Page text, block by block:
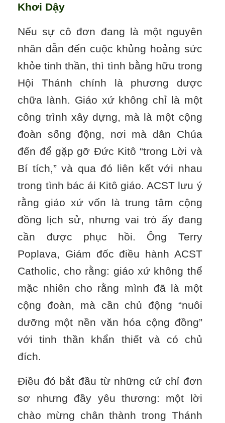
Khơi Dậy
Nếu sự cô đơn đang là một nguyên
nhân dẫn đến cuộc khủng hoảng sức
khỏe tinh thần, thì tình bằng hữu trong
Hội Thánh chính là phương dược
chữa lành. Giáo xứ không chỉ là một
công trình xây dựng, mà là một cộng
đoàn sống động, nơi mà dân Chúa
đến để gặp gỡ Đức Kitô “trong Lời và
Bí tích,” và qua đó liên kết với nhau
trong tình bác ái Kitô giáo. ACST lưu ý
rằng giáo xứ vốn là trung tâm cộng
đồng lịch sử, nhưng vai trò ấy đang
cần được phục hồi. Ông Terry
Poplava, Giám đốc điều hành ACST
Catholic, cho rằng: giáo xứ không thể
mặc nhiên cho rằng mình đã là một
cộng đoàn, mà cần chủ động “nuôi
dưỡng một nền văn hóa cộng đồng”
với tinh thần khẩn thiết và có chủ
đích.
Điều đó bắt đầu từ những cử chỉ đơn
sơ nhưng đầy yêu thương: một lời
chào mừng chân thành trong Thánh